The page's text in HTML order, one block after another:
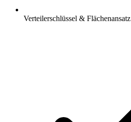
Verteilerschlüssel & Flächenansatz